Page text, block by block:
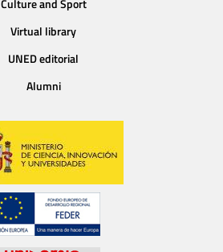
Culture and Sport
Virtual library
UNED editorial
Alumni